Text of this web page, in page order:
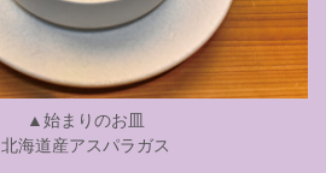
▲始まりのお皿
北海道産アスパラガス